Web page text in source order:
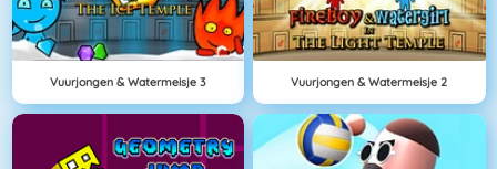
Vuurjongen & Watermeisje 3 Vuurjongen & Watermeisje 2